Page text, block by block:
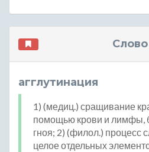
агглутинация
1) (медиц.) сращивание
помощью крови и лимфы,
гноя; 2) (филол.) процесс
целое отдельных